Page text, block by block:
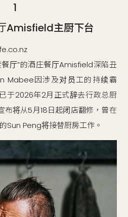
1
Amisfield主厨下台
厅”的酒庄餐厅Amisfield深陷丑
Mabee因涉及对员工的持续霸
于2026年2月正式辞去行政总厨
布将从5月18日起闭店翻修，曾在
Sun Peng将接替厨房工作。